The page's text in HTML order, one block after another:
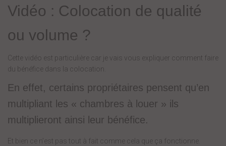
Vidéo : Colocation de qualité
ou volume ?
Cette vidéo est particulière car je vais vous expliquer comment faire
du bénéfice dans la colocation.
En effet, certains propriétaires pensent qu’en
multipliant les « chambres à louer » ils
multiplieront ainsi leur bénéfice.
Et bien ce n’est pas tout à fait comme cela que ça fonctionne.